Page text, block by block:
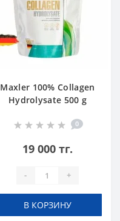
Maxler 100% Collagen
Hydrolysate 500 g
0
19 000 тг.
- +
В КОРЗИНУ